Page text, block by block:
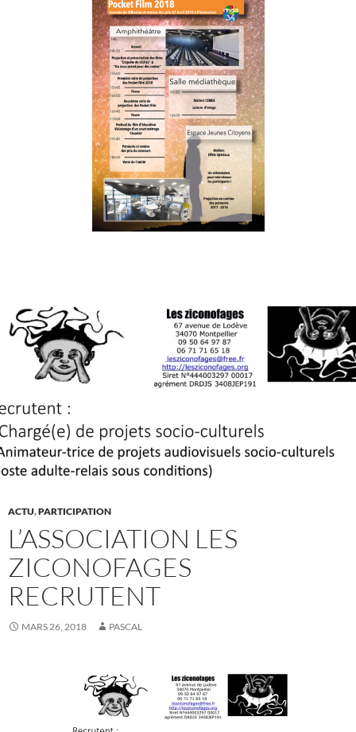
ACTU,PARTICIPATION
L’ASSOCIATION LES
ZICONOFAGES
RECRUTENT
MARS 26, 2018 PASCAL